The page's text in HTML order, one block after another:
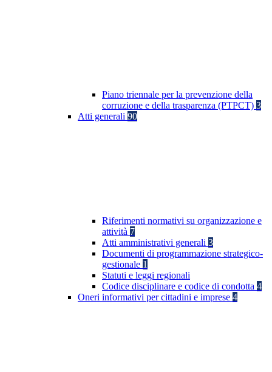
Piano triennale per la prevenzione della
corruzione e della trasparenza (PTPCT) 3
Atti generali 90
Riferimenti normativi su organizzazione e
attività 7
Atti amministrativi generali 3
Documenti di programmazione strategico-
gestionale 1
Statuti e leggi regionali
Codice disciplinare e codice di condotta 4
Oneri informativi per cittadini e imprese 4